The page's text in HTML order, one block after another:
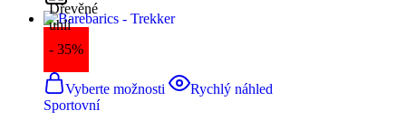
- 35%
Vyberte možnosti
Rychlý náhled
Sportovní